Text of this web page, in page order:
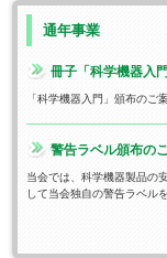
通年事業
冊子「科学機器入
「科学機器入門」頒布のご
警告ラベル頒布の
当会では、科学機器製品の
して当会独自の警告ラベル